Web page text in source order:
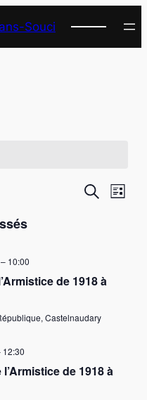
Souci
de
Recherche
Liste
– 10:00
de 1918 à
Castelnaudary
12:30
de 1918 à